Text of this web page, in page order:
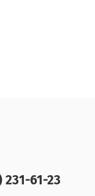
231-61-23